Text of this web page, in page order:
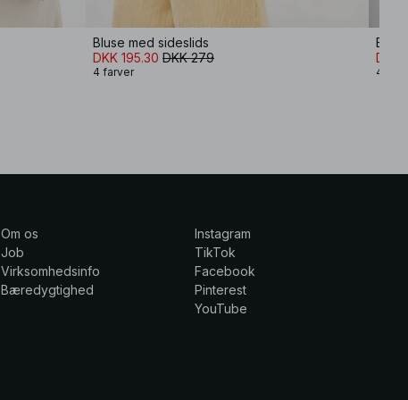
Bluse med sideslids
DKK 195.30 DKK 279
4 farver
DKK
4
Om os
Job
Virksomhedsinfo
Bæredygtighed
Instagram
TikTok
Facebook
Pinterest
YouTube